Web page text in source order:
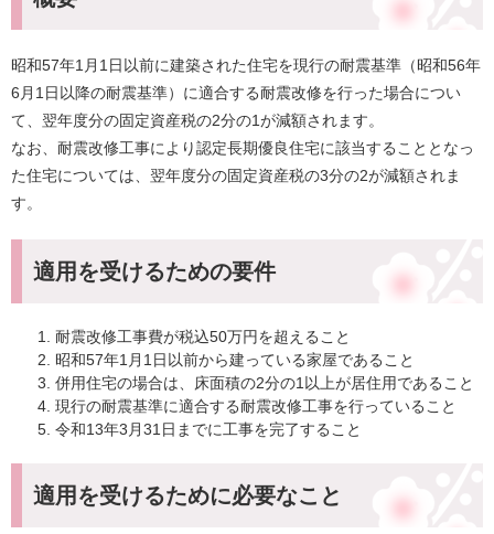
昭和57年1月1日以前に建築された住宅を現行の耐震基準（昭和56年
6月1日以降の耐震基準）に適合する耐震改修を行った場合につい
て、翌年度分の固定資産税の2分の1が減額されます。
なお、耐震改修工事により認定長期優良住宅に該当することとなっ
た住宅については、翌年度分の固定資産税の3分の2が減額されま
す。​
適用を受けるための要件
耐震改修工事費が税込50万円を超えること
昭和57年1月1日以前から建っている家屋であること
併用住宅の場合は、床面積の2分の1以上が居住用であること
現行の耐震基準に適合する耐震改修工事を行っていること
令和13年3月31日までに工事を完了すること
適用を受けるために必要なこと